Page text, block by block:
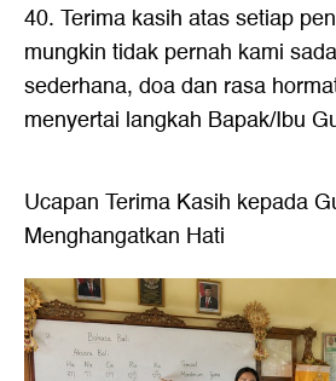
40. Terima kasih atas setiap
mungkin tidak pernah kami
sederhana, doa dan rasa
menyertai langkah Bapak/Ibu
Ucapan Terima Kasih kepada
Menghangatkan Hati